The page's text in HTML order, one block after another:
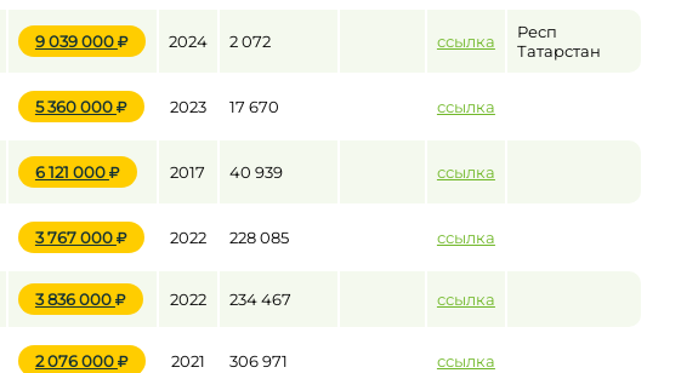
9 039 000 2024 2 072 ссылка
Респ
Татарстан
5 360 000 2023 17 670 ссылка
6 121 000 2017 40 939 ссылка
3 767 000 2022 228 085 ссылка
3 836 000 2022 234 467 ссылка
2 076 000 2021 306 971 ссылка